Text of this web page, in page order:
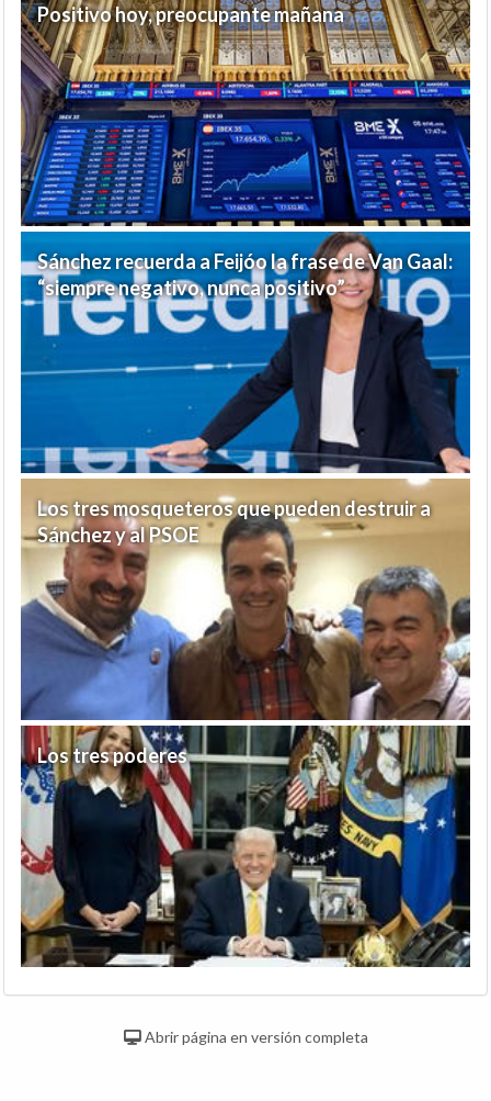
Positivo hoy, preocupante mañana
Sánchez recuerda a Feijóo la frase de Van Gaal:
“siempre negativo, nunca positivo”
Los tres mosqueteros que pueden destruir a
Sánchez y al PSOE
Los tres poderes
Abrir página en versión completa